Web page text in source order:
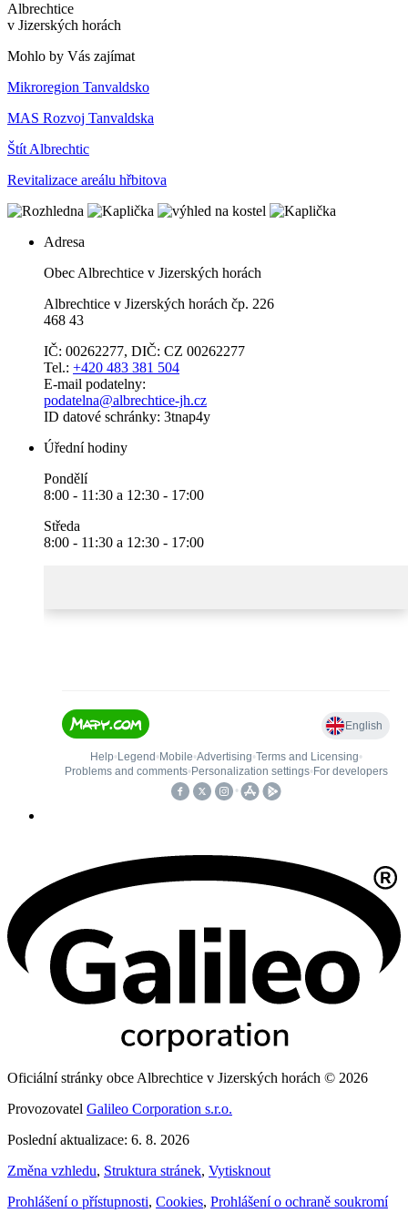
Albrechtice
v Jizerských horách
Mohlo by Vás zajímat
Mikroregion Tanvaldsko
MAS Rozvoj Tanvaldska
Štít Albrechtic
Revitalizace areálu hřbitova
Adresa
Obec Albrechtice v Jizerských horách
Albrechtice v Jizerských horách čp. 226
468 43
IČ: 00262277, DIČ: CZ 00262277
Tel.: +420 483 381 504
E-mail podatelny:
podatelna@albrechtice-jh.cz
ID datové schránky: 3tnap4y
Úřední hodiny
Pondělí
8:00 - 11:30 a 12:30 - 17:00
Středa
8:00 - 11:30 a 12:30 - 17:00
Oficiální stránky obce Albrechtice v Jizerských horách © 2026
Provozovatel Galileo Corporation s.r.o.
Poslední aktualizace: 6. 8. 2026
Změna vzhledu, Struktura stránek, Vytisknout
Prohlášení o přístupnosti, Cookies, Prohlášení o ochraně soukromí